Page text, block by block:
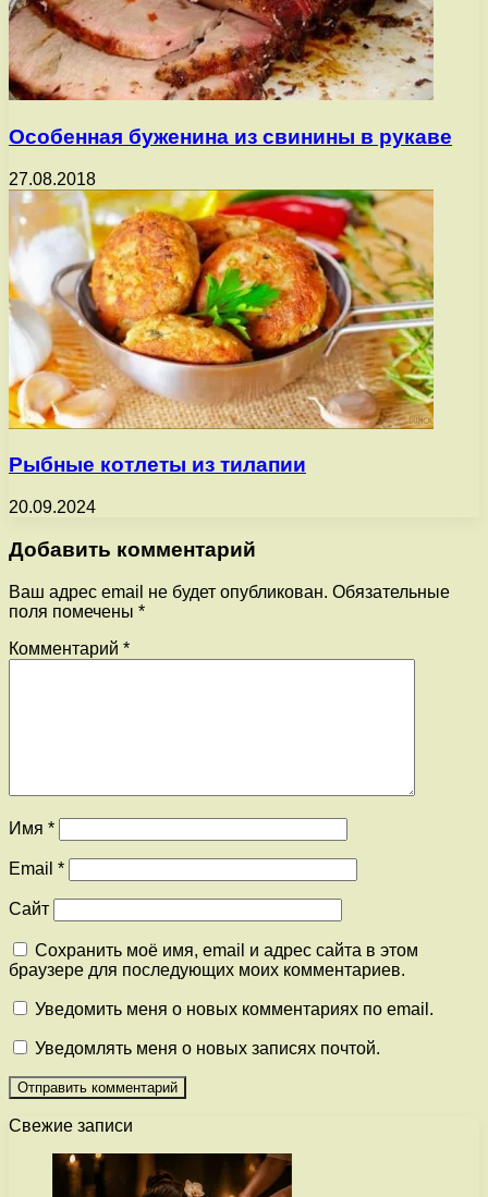
Особенная буженина из свинины в рукаве
27.08.2018
Рыбные котлеты из тилапии
20.09.2024
Добавить комментарий
Ваш адрес email не будет опубликован. Обязательные
поля помечены *
Комментарий *
Имя *
Email *
Сайт
Сохранить моё имя, email и адрес сайта в этом
браузере для последующих моих комментариев.
Уведомить меня о новых комментариях по email.
Уведомлять меня о новых записях почтой.
Свежие записи